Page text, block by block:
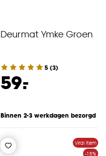
Deurmat Ymke Groen
5 (3)
59.
-
Binnen 2-3 werkdagen bezorgd
Viral Item
-15%